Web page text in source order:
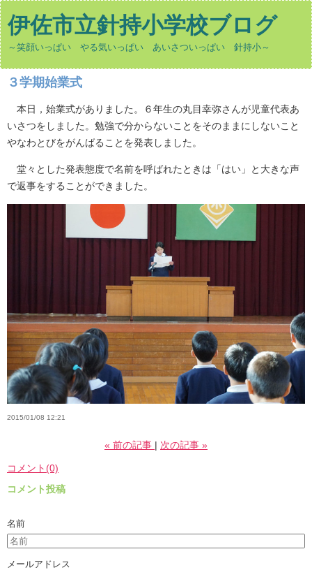
伊佐市立針持小学校ブログ
～笑顔いっぱい やる気いっぱい あいさついっぱい 針持小～
３学期始業式
本日，始業式がありました。６年生の丸目幸弥さんが児童代表あ
いさつをしました。勉強で分からないことをそのままにしないこと
やなわとびをがんばることを発表しました。
堂々とした発表態度で名前を呼ばれたときは「はい」と大きな声
で返事をすることができました。
2015/01/08 12:21
« 前の記事 次の記事 »
コメント(0)
コメント投稿
名前
メールアドレス